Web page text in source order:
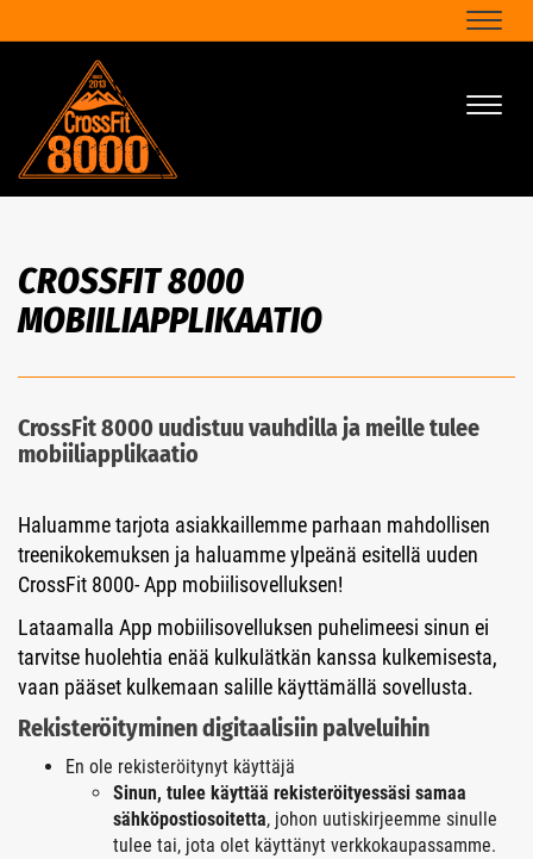
CROSSFIT 8000
MOBIILIAPPLIKAATIO
CrossFit 8000 uudistuu vauhdilla ja meille tulee
mobiiliapplikaatio
Haluamme tarjota asiakkaillemme parhaan mahdollisen
treenikokemuksen ja haluamme ylpeänä esitellä uuden
CrossFit 8000- App mobiilisovelluksen!
Lataamalla App mobiilisovelluksen puhelimeesi sinun ei
tarvitse huolehtia enää kulkulätkän kanssa kulkemisesta,
vaan pääset kulkemaan salille käyttämällä sovellusta.
Rekisteröityminen digitaalisiin palveluihin
En ole rekisteröitynyt käyttäjä
Sinun, tulee käyttää rekisteröityessäsi samaa
sähköpostiosoitetta, johon uutiskirjeemme sinulle
tulee tai, jota olet käyttänyt verkkokaupassamme.